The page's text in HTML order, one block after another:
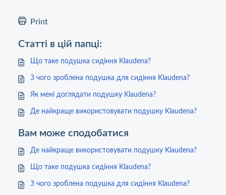
Print
Статті в цій папці:
Що таке подушка сидіння Klaudena?
З чого зроблена подушка для сидіння Klaudena?
Як мені доглядати подушку Klaudena?
Де найкраще використовувати подушку Klaudena?
Вам може сподобатися
Де найкраще використовувати подушку Klaudena?
Що таке подушка сидіння Klaudena?
З чого зроблена подушка для сидіння Klaudena?